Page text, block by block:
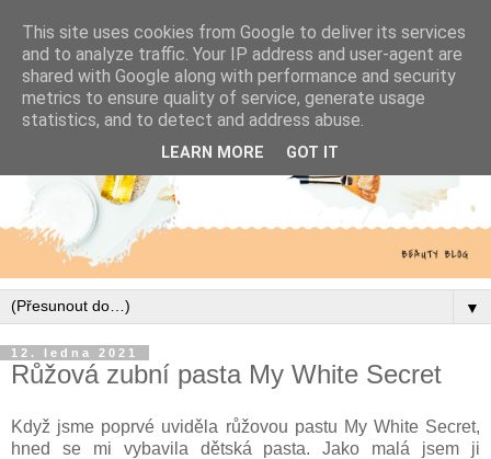
▼
12. ledna 2021
Růžová zubní pasta My White Secret
Když jsme poprvé uviděla růžovou pastu My White Secret,
hned se mi vybavila dětská pasta. Jako malá jsem ji
This site uses cookies from Google to deliver its services
and to analyze traffic. Your IP address and user-agent are
shared with Google along with performance and security
metrics to ensure quality of service, generate usage
statistics, and to detect and address abuse.
LEARN MORE GOT IT